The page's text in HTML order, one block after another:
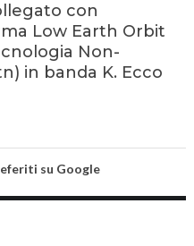
con
Low Earth Orbit
Non-
in banda K. Ecco
su Google